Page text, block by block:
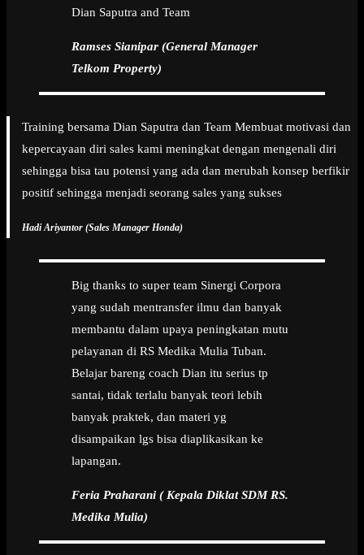
Dian Saputra and Team
Ramses Sianipar (General Manager
Telkom Property)
Training bersama Dian Saputra dan Team Membuat motivasi dan
kepercayaan diri sales kami meningkat dengan mengenali diri
sehingga bisa tau potensi yang ada dan merubah konsep berfikir
positif sehingga menjadi seorang sales yang sukses
Hadi Ariyantor (Sales Manager Honda)
Big thanks to super team Sinergi Corpora
yang sudah mentransfer ilmu dan banyak
membantu dalam upaya peningkatan mutu
pelayanan di RS Medika Mulia Tuban.
Belajar bareng coach Dian itu serius tp
santai, tidak terlalu banyak teori lebih
banyak praktek, dan materi yg
disampaikan lgs bisa diaplikasikan ke
lapangan.
Feria Praharani ( Kepala Diklat SDM RS.
Medika Mulia)